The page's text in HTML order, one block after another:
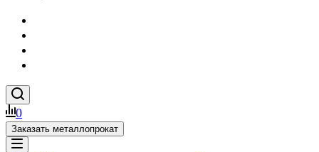
0
Заказать металлопрокат